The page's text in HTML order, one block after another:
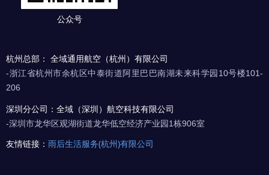
杭州总部： 全域通用航空（杭州）有限公司
-浙江省杭州市余杭区中泰街道阿里巴巴南湖未来科学园10号楼101-
206
深圳分公司：全域（深圳）航空科技有限公司
-深圳市龙华区观湖街道龙华低空经济产业园1栋906室
友情链接： 雨后生活服务(杭州)有限公司
公众号